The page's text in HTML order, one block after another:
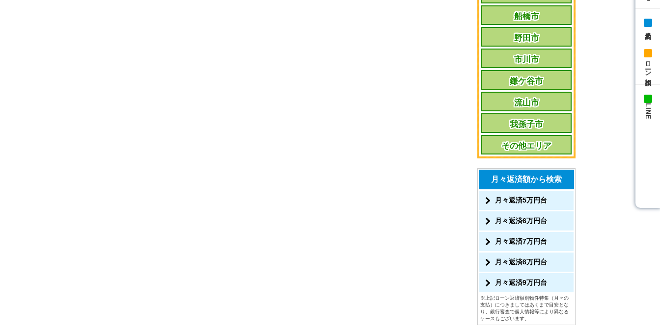
ローン相談
LINE
船橋市
野田市
市川市
鎌ケ谷市
流山市
我孫子市
その他エリア
月々返済額から検索
月々返済5万円台
月々返済6万円台
月々返済7万円台
月々返済8万円台
月々返済9万円台
※上記ローン返済額別物件特集（月々の
支払）につきましてはあくまで目安とな
り、銀行審査で個人情報等により異なる
ケースもございます。